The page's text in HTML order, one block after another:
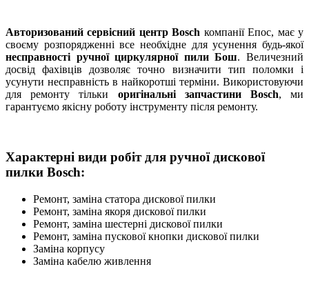
Авторизований сервісний центр Bosch компанії Епос, має у
своєму розпорядженні все необхідне для усунення будь-якої
несправності ручної циркулярної пили Бош. Величезний
досвід фахівців дозволяє точно визначити тип поломки і
усунути несправність в найкоротші терміни. Використовуючи
для ремонту тільки оригінальні запчастини Bosch, ми
гарантуємо якісну роботу інструменту після ремонту.
Характерні види робіт для ручної дискової
пилки Bosch:
Ремонт, заміна статора дискової пилки
Ремонт, заміна якоря дискової пилки
Ремонт, заміна шестерні дискової пилки
Ремонт, заміна пускової кнопки дискової пилки
Заміна корпусу
Заміна кабелю живлення